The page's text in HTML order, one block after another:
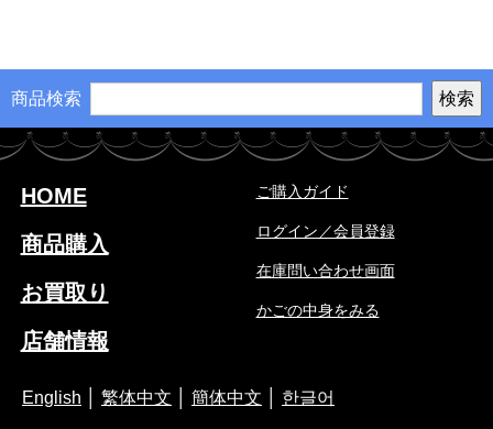
商品検索
HOME
商品購入
お買取り
店舗情報
ご購入ガイド
ログイン／会員登録
在庫問い合わせ画面
かごの中身をみる
English 繁体中文 簡体中文 한글어